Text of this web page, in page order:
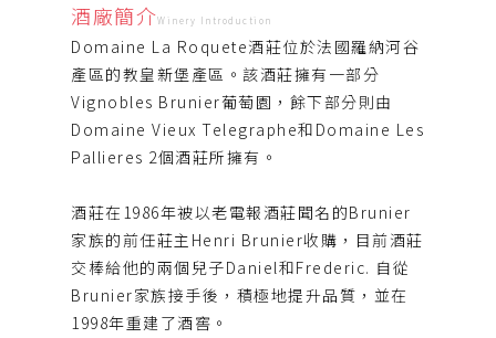
酒廠簡介Winery Introduction
Domaine La Roquete酒莊位於法國羅納河谷
產區的教皇新堡產區。該酒莊擁有一部分
Vignobles Brunier葡萄園，餘下部分則由
Domaine Vieux Telegraphe和Domaine Les
Pallieres 2個酒莊所擁有。
酒莊在1986年被以老電報酒莊聞名的Brunier
家族的前任莊主Henri Brunier收購，目前酒莊
交棒給他的兩個兒子Daniel和Frederic. 自從
Brunier家族接手後，積極地提升品質，並在
1998年重建了酒窖。